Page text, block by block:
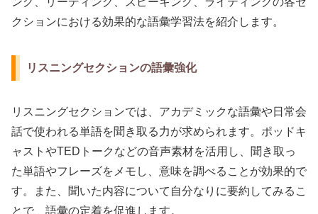
クションにおける効果的な語彙学習法を紹介します。
リスニングセクションの語彙強化
リスニングセクションでは、アカデミックな語彙や日常会
話で使われる単語を聞き取る力が求められます。ポッドキ
ャストやTEDトークなどの音声素材を活用し、聞き取っ
た単語やフレーズをメモし、意味を調べることが効果的で
す。また、聞いた内容について自分なりに要約してみるこ
とで、語彙の定着を促進します。